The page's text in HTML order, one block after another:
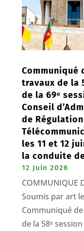
Communiqué
travaux de la
de la 69ᵉ
Conseil
de
les 11 et 12
la conduite
12 Juin 2026
COMMUNIQUE
Soumis par art
Communiqué
de la 58ᵉ